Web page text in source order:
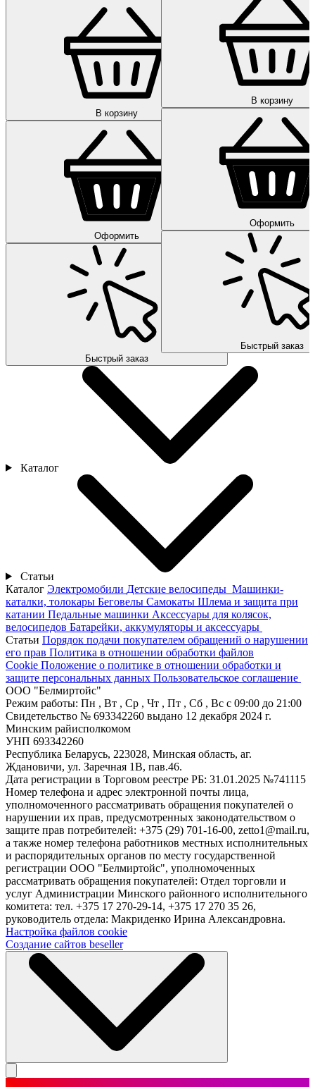
В корзину
Оформить
Быстрый заказ
В корзину
Оформить
Быстрый заказ
Каталог
Статьи
Каталог Электромобили Детские велосипеды Машинки-
каталки, толокары Беговелы Самокаты Шлема и защита при
катании Педальные машинки Аксессуары для колясок,
велосипедов Батарейки, аккумуляторы и аксессуары
Статьи Порядок подачи покупателем обращений о нарушении
его прав Политика в отношении обработки файлов
Cookie Положение о политике в отношении обработки и
защите персональных данных Пользовательское соглашение
ООО "Белмиртойс"
Режим работы: Пн , Вт , Ср , Чт , Пт , Сб , Вс c 09:00 до 21:00
Свидетельство № 693342260 выдано 12 декабря 2024 г.
Минским райисполкомом
УНП 693342260
Республика Беларусь, 223028, Минская область, аг.
Ждановичи, ул. Заречная 1В, пав.46.
Дата регистрации в Торговом реестре РБ: 31.01.2025 №741115
Номер телефона и адрес электронной почты лица,
уполномоченного рассматривать обращения покупателей о
нарушении их прав, предусмотренных законодательством о
защите прав потребителей: +375 (29) 701-16-00, zetto1@mail.ru,
а также номер телефона работников местных исполнительных
и распорядительных органов по месту государственной
регистрации ООО "Белмиртойс", уполномоченных
рассматривать обращения покупателей: Отдел торговли и
услуг Администрации Минского районного исполнительного
комитета: тел. +375 17 270-29-14, +375 17 270 35 26,
руководитель отдела: Макриденко Ирина Александровна.
Настройка файлов cookie
Создание сайтов beseller